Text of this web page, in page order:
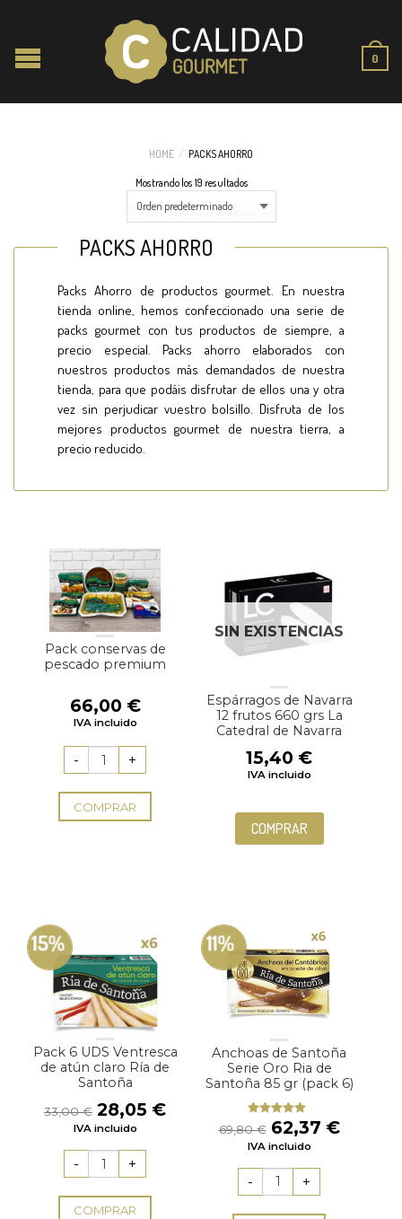
0
HOME / PACKS AHORRO
Mostrando los 19 resultados
PACKS AHORRO
Packs Ahorro de productos gourmet. En nuestra
tienda online, hemos confeccionado una serie de
packs gourmet con tus productos de siempre, a
precio especial. Packs ahorro elaborados con
nuestros productos más demandados de nuestra
tienda, para que podáis disfrutar de ellos una y otra
vez sin perjudicar vuestro bolsillo. Disfruta de los
mejores productos gourmet de nuestra tierra, a
precio reducido.
Pack conservas de
pescado premium
66,00 €
IVA incluido
COMPRAR
SIN EXISTENCIAS
Espárragos de Navarra
12 frutos 660 grs La
Catedral de Navarra
15,40 €
IVA incluido
COMPRAR
15%
Pack 6 UDS Ventresca
de atún claro Ría de
Santoña
33,00€ El
precio
era:
33,00 €.
28,05 €El
precio
IVA incluido
COMPRAR
11%
Anchoas de Santoña
Serie Oro Ria de
Santoña 85 gr (pack 6)
Valorado
con 5.00de
5
69,80€ El
precio
era:
69,80 €.
62,37 €El
IVA incluido